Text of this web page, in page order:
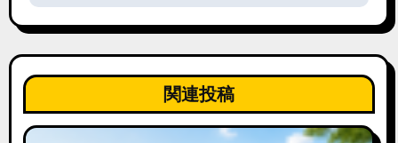
ゲ
ー
シ
ョ
関連投稿